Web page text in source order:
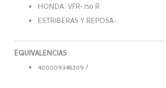
HONDA: VFR-750 R
ESTRIBERAS Y REPOSA-:
EQUIVALENCIAS
400009348309 /